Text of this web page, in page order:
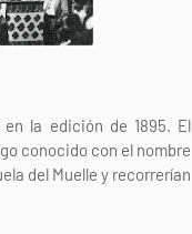
en la edición de 1895. El
conocido con el nombre
del Muelle y recorrerían